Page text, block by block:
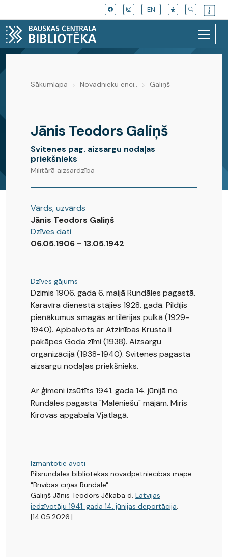
EN
Novadnieku enciklopēdija
Sākumlapa Novadnieku enci.. Galiņš
Jānis Teodors Galiņš
Svitenes pag. aizsargu nodaļas
priekšnieks
Militārā aizsardzība
Vārds, uzvārds
Jānis Teodors Galiņš
Dzīves dati
06.05.1906 - 13.05.1942
Dzīves gājums
Dzimis 1906. gada 6. maijā Rundāles pagastā.
Karavīra dienestā stājies 1928. gadā. Pildījis
pienākumus smagās artilērijas pulkā (1929-
1940). Apbalvots ar Atzinības Krusta II
pakāpes Goda zīmi (1938). Aizsargu
organizācijā (1938-1940). Svitenes pagasta
aizsargu nodaļas priekšnieks.
Ar ģimeni izsūtīts 1941. gada 14. jūnijā no
Rundāles pagasta "Malēniešu" mājām. Miris
Kirovas apgabala Vjatlagā.
Izmantotie avoti
Pilsrundāles bibliotēkas novadpētniecības mape
"Brīvības cīņas Rundālē"
Galiņš Jānis Teodors Jēkaba d. Latvijas
iedzīvotāju 1941. gada 14. jūnijas deportācija.
[14.05.2026.]